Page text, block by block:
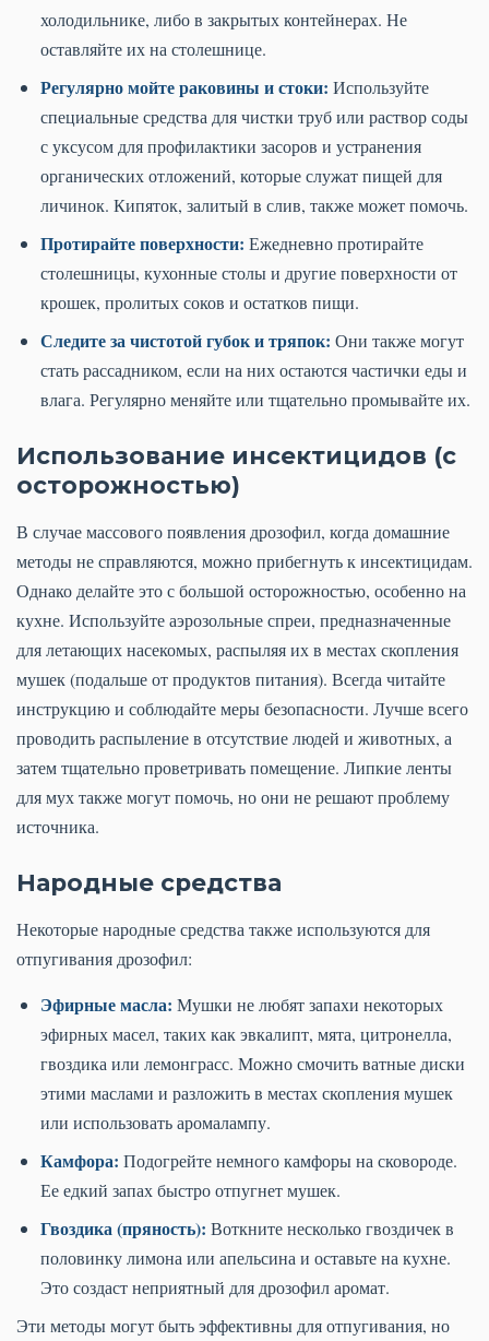
холодильнике, либо в закрытых контейнерах. Не
оставляйте их на столешнице.
Регулярно мойте раковины и стоки: Используйте
специальные средства для чистки труб или раствор соды
с уксусом для профилактики засоров и устранения
органических отложений, которые служат пищей для
личинок. Кипяток, залитый в слив, также может помочь.
Протирайте поверхности: Ежедневно протирайте
столешницы, кухонные столы и другие поверхности от
крошек, пролитых соков и остатков пищи.
Следите за чистотой губок и тряпок: Они также могут
стать рассадником, если на них остаются частички еды и
влага. Регулярно меняйте или тщательно промывайте их.
Использование инсектицидов (с
осторожностью)
В случае массового появления дрозофил, когда домашние
методы не справляются, можно прибегнуть к инсектицидам.
Однако делайте это с большой осторожностью, особенно на
кухне. Используйте аэрозольные спреи, предназначенные
для летающих насекомых, распыляя их в местах скопления
мушек (подальше от продуктов питания). Всегда читайте
инструкцию и соблюдайте меры безопасности. Лучше всего
проводить распыление в отсутствие людей и животных, а
затем тщательно проветривать помещение. Липкие ленты
для мух также могут помочь, но они не решают проблему
источника.
Народные средства
Некоторые народные средства также используются для
отпугивания дрозофил:
Эфирные масла: Мушки не любят запахи некоторых
эфирных масел, таких как эвкалипт, мята, цитронелла,
гвоздика или лемонграсс. Можно смочить ватные диски
этими маслами и разложить в местах скопления мушек
или использовать аромалампу.
Камфора: Подогрейте немного камфоры на сковороде.
Ее едкий запах быстро отпугнет мушек.
Гвоздика (пряность): Воткните несколько гвоздичек в
половинку лимона или апельсина и оставьте на кухне.
Это создаст неприятный для дрозофил аромат.
Эти методы могут быть эффективны для отпугивания, но